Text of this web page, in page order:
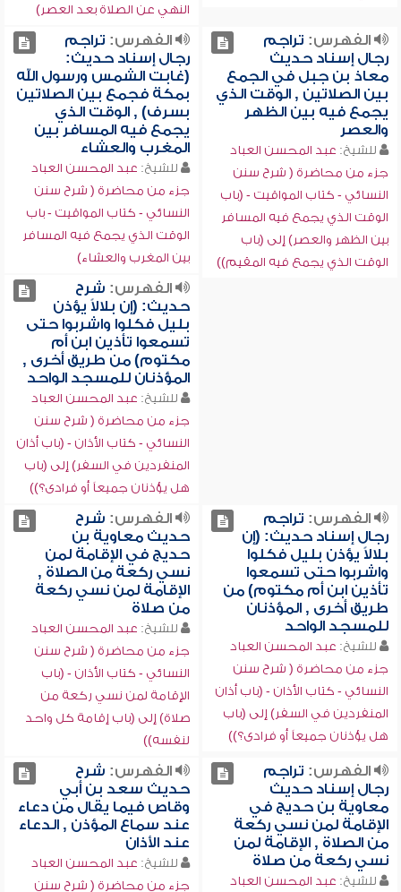
النهي عن الصلاة بعد العصر)
الفهرس: تراجم
رجال إسناد حديث
معاذ بن جبل في الجمع
بين الصلاتين , الوقت الذي
يجمع فيه بين الظهر
والعصر
للشيخ: عبد المحسن العباد
جزء من محاضرة ( شرح سنن
النسائي - كتاب المواقيت - (باب
الوقت الذي يجمع فيه المسافر
بين الظهر والعصر) إلى (باب
الوقت الذي يجمع فيه المقيم))
الفهرس: تراجم
رجال إسناد حديث:
(غابت الشمس ورسول الله
بمكة فجمع بين الصلاتين
بسرف) , الوقت الذي
يجمع فيه المسافر بين
المغرب والعشاء
للشيخ: عبد المحسن العباد
جزء من محاضرة ( شرح سنن
النسائي - كتاب المواقيت - باب
الوقت الذي يجمع فيه المسافر
بين المغرب والعشاء)
الفهرس: شرح
حديث: (إن بلالاً يؤذن
بليل فكلوا واشربوا حتى
تسمعوا تأذين ابن أم
مكتوم) من طريق أخرى ,
المؤذنان للمسجد الواحد
للشيخ: عبد المحسن العباد
جزء من محاضرة ( شرح سنن
النسائي - كتاب الأذان - (باب أذان
المنفردين في السفر) إلى (باب
هل يؤذنان جميعاً أو فرادى؟))
الفهرس: تراجم
رجال إسناد حديث: (إن
بلالاً يؤذن بليل فكلوا
واشربوا حتى تسمعوا
تأذين ابن أم مكتوم) من
طريق أخرى , المؤذنان
للمسجد الواحد
للشيخ: عبد المحسن العباد
جزء من محاضرة ( شرح سنن
النسائي - كتاب الأذان - (باب أذان
المنفردين في السفر) إلى (باب
هل يؤذنان جميعاً أو فرادى؟))
الفهرس: شرح
حديث معاوية بن
حديج في الإقامة لمن
نسي ركعة من الصلاة ,
الإقامة لمن نسي ركعة
من صلاة
للشيخ: عبد المحسن العباد
جزء من محاضرة ( شرح سنن
النسائي - كتاب الأذان - (باب
الإقامة لمن نسي ركعة من
صلاة) إلى (باب إقامة كل واحد
لنفسه))
الفهرس: تراجم
رجال إسناد حديث
معاوية بن حديج في
الإقامة لمن نسي ركعة
من الصلاة , الإقامة لمن
نسي ركعة من صلاة
للشيخ: عبد المحسن العباد
الفهرس: شرح
حديث سعد بن أبي
وقاص فيما يقال من دعاء
عند سماع المؤذن , الدعاء
عند الأذان
للشيخ: عبد المحسن العباد
جزء من محاضرة ( شرح سنن